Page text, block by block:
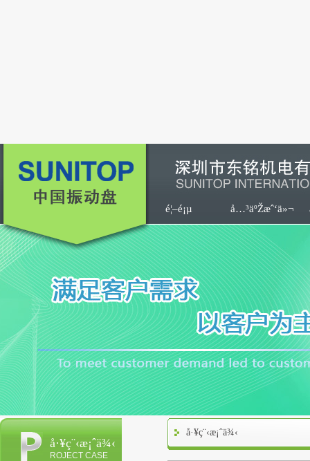
é¦–é¡µ å…³äºŽæˆ‘ä»¬
å·¥ç¨‹æ¡ˆä¾‹
ROJECT CASE
å·¥ç¨‹æ¡ˆä¾‹